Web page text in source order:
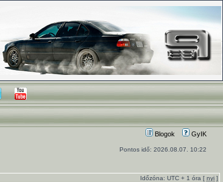
Blogok GyIK
Pontos idő: 2026.08.07. 10:22
Időzóna: UTC + 1 óra [ nyi ]